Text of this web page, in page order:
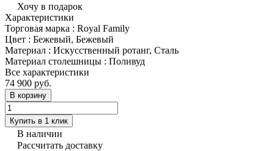
Хочу в подарок
Характеристики
Торговая марка : Royal Family
Цвет : Бежевый, Бежевый
Материал : Искусственный ротанг, Сталь
Материал столешницы : Поливуд
Все характеристики
74 900 руб.
В корзину
Купить в 1 клик
В наличии
Рассчитать доставку